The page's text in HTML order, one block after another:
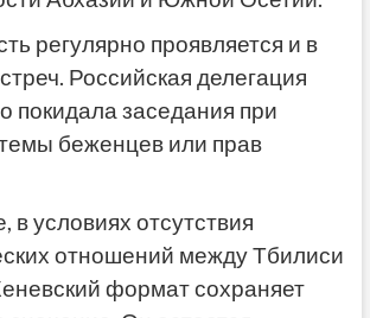
регулярно проявляется и в
Российская делегация
покидала заседания при
беженцев или прав
в условиях отсутствия
отношений между Тбилиси
формат сохраняет